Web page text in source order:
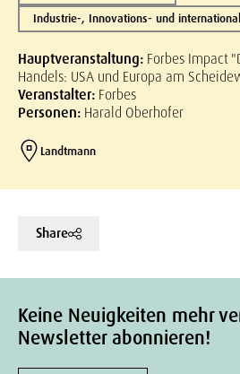
Industrie-, Innovations- und
Hauptveranstaltung: Forbes Impact
Handels: USA und Europa am
Veranstalter: Forbes
Personen: Harald Oberhofer
Landtmann
Share
Keine Neuigkeiten mehr
Newsletter abonnieren!